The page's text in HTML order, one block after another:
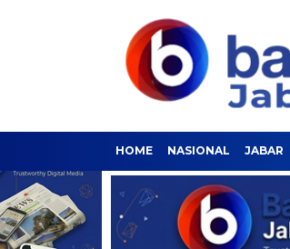
HOME NASIONAL JABAR